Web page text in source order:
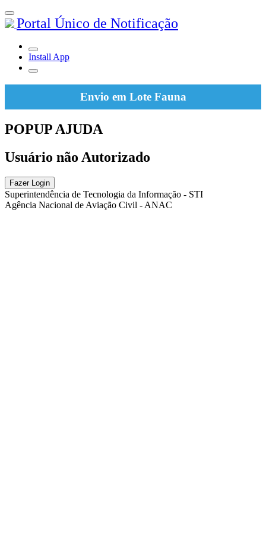
Portal Único de Notificação
Install App
Envio em Lote Fauna
POPUP AJUDA
Usuário não Autorizado
Fazer Login
Superintendência de Tecnologia da Informação - STI
Agência Nacional de Aviação Civil - ANAC